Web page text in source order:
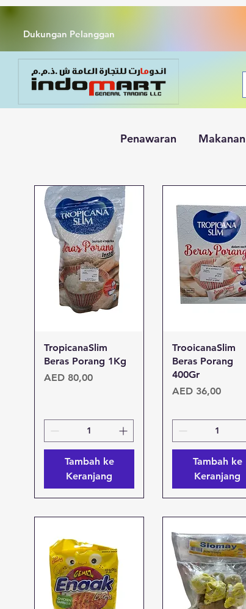
Dukungan Pelanggan
Penawaran Makanan
Tampilan Cepat
TropicanaSlim
Beras Porang 1Kg
Harga
AED 80,00
Tambah ke
Keranjang
Tampilan Cepat
TrooicanaSlim
Beras Porang
400Gr
Harga
AED 36,00
Tambah ke
Keranjang